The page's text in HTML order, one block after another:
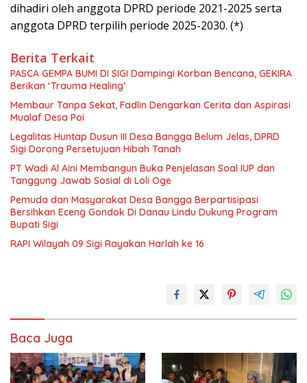
dihadiri oleh anggota DPRD periode 2021-2025 serta
anggota DPRD terpilih periode 2025-2030. (*)
Berita Terkait
PASCA GEMPA BUMI DI SIGI Dampingi Korban Bencana, GEKIRA
Berikan ‘Trauma Healing’
Membaur Tanpa Sekat, Fadlin Dengarkan Cerita dan Aspirasi
Mualaf Desa Poi
Legalitas Huntap Dusun III Desa Bangga Belum Jelas, DPRD
Sigi Dorong Persetujuan Hibah Tanah
PT Wadi Al Aini Membangun Buka Penjelasan Soal IUP dan
Tanggung Jawab Sosial di Loli Oge
Pemuda dan Masyarakat Desa Bangga Berpartisipasi
Bersihkan Eceng Gondok Di Danau Lindu Dukung Program
Bupati Sigi
RAPI Wilayah 09 Sigi Rayakan Harlah ke 16
Baca Juga